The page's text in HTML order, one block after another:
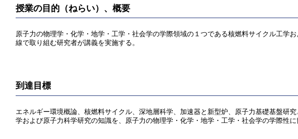
授業の目的（ねらい）、概要
原子力の物理学・化学・地学・工学・社会学の学際領域の１つである核燃料サイクル工学
線で取り組む研究者が講義を実施する。
到達目標
エネルギー環境概論、核燃料サイクル、深地層科学、加速器と新型炉、原子力基礎基盤研
学および原子力科学研究の知識を、原子力の物理学・化学・地学・工学・社会学の学際性